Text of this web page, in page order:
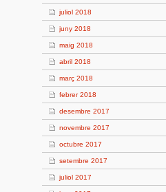
juliol 2018
juny 2018
maig 2018
abril 2018
març 2018
febrer 2018
desembre 2017
novembre 2017
octubre 2017
setembre 2017
juliol 2017